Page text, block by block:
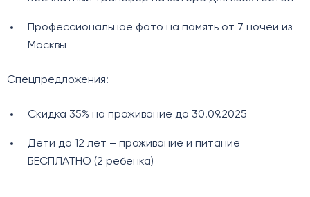
Профессиональное фото на память от 7 ночей из
Москвы
Спецпредложения:
Скидка 35% на проживание до 30.09.2025
Дети до 12 лет – проживание и питание
БЕСПЛАТНО (2 ребенка)